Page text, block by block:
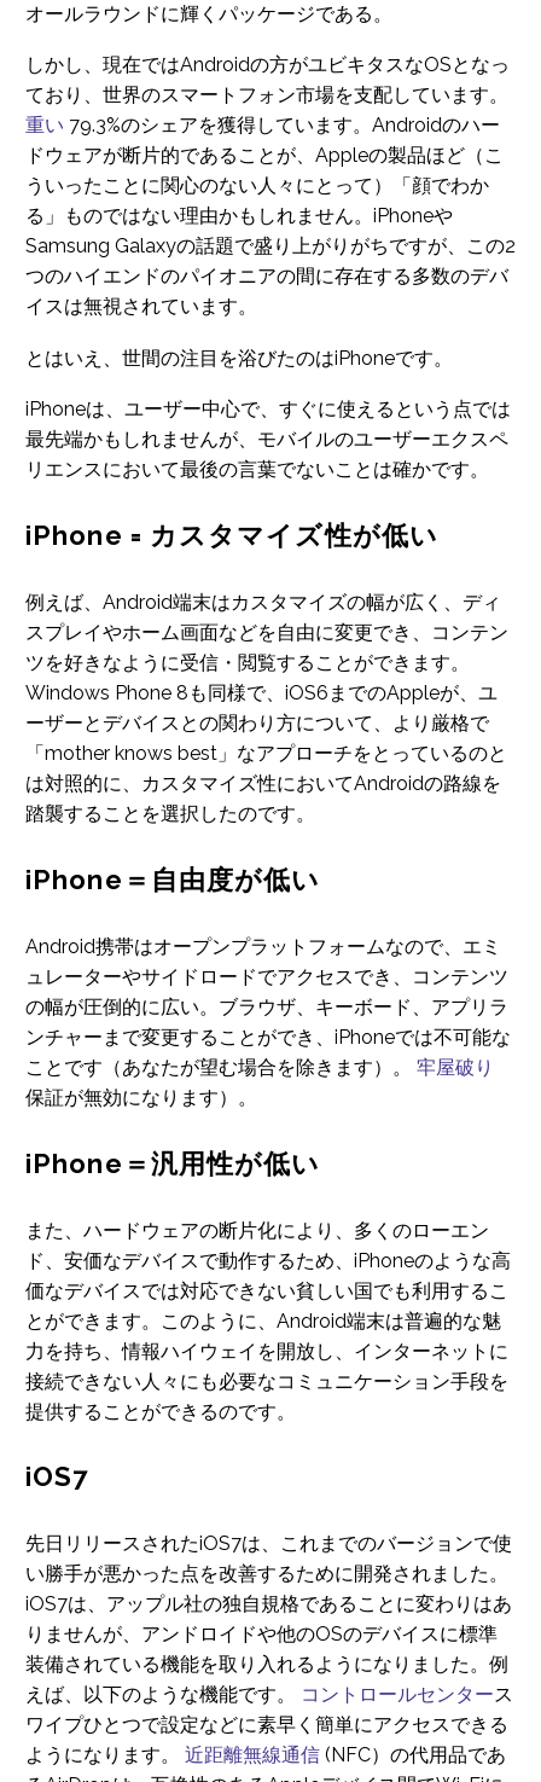
オールラウンドに輝くパッケージである。
しかし、現在ではAndroidの方がユビキタスなOSとなっ
ており、世界のスマートフォン市場を支配しています。
重い 79.3%のシェアを獲得しています。Androidのハー
ドウェアが断片的であることが、Appleの製品ほど（こ
ういったことに関心のない人々にとって）「顔でわか
る」ものではない理由かもしれません。iPhoneや
Samsung Galaxyの話題で盛り上がりがちですが、この2
つのハイエンドのパイオニアの間に存在する多数のデバ
イスは無視されています。
とはいえ、世間の注目を浴びたのはiPhoneです。
iPhoneは、ユーザー中心で、すぐに使えるという点では
最先端かもしれませんが、モバイルのユーザーエクスペ
リエンスにおいて最後の言葉でないことは確かです。
iPhone = カスタマイズ性が低い
例えば、Android端末はカスタマイズの幅が広く、ディ
スプレイやホーム画面などを自由に変更でき、コンテン
ツを好きなように受信・閲覧することができます。
Windows Phone 8も同様で、iOS6までのAppleが、ユ
ーザーとデバイスとの関わり方について、より厳格で
「mother knows best」なアプローチをとっているのと
は対照的に、カスタマイズ性においてAndroidの路線を
踏襲することを選択したのです。
iPhone＝自由度が低い
Android携帯はオープンプラットフォームなので、エミ
ュレーターやサイドロードでアクセスでき、コンテンツ
の幅が圧倒的に広い。ブラウザ、キーボード、アプリラ
ンチャーまで変更することができ、iPhoneでは不可能な
ことです（あなたが望む場合を除きます）。 牢屋破り
保証が無効になります）。
iPhone＝汎用性が低い
また、ハードウェアの断片化により、多くのローエン
ド、安価なデバイスで動作するため、iPhoneのような高
価なデバイスでは対応できない貧しい国でも利用するこ
とができます。このように、Android端末は普遍的な魅
力を持ち、情報ハイウェイを開放し、インターネットに
接続できない人々にも必要なコミュニケーション手段を
提供することができるのです。
iOS7
先日リリースされたiOS7は、これまでのバージョンで使
い勝手が悪かった点を改善するために開発されました。
iOS7は、アップル社の独自規格であることに変わりはあ
りませんが、アンドロイドや他のOSのデバイスに標準
装備されている機能を取り入れるようになりました。例
えば、以下のような機能です。
コントロールセンタース
ワイプひとつで設定などに素早く簡単にアクセスできる
ようになります。 近距離無線通信 (NFC）の代用品であ